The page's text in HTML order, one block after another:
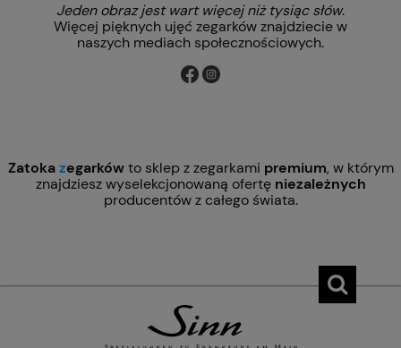
Jeden obraz jest wart więcej niż tysiąc słów.
Więcej pięknych ujęć zegarków znajdziecie w
naszych mediach społecznościowych.
Zatokazegarkówto sklep z zegarkami premium, w którym
znajdziesz wyselekcjonowaną ofertę niezależnych
producentów z całego świata.